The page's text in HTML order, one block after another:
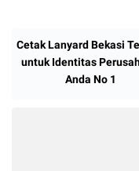
Cetak Lanyard Bekasi
untuk Identitas
Anda No 1